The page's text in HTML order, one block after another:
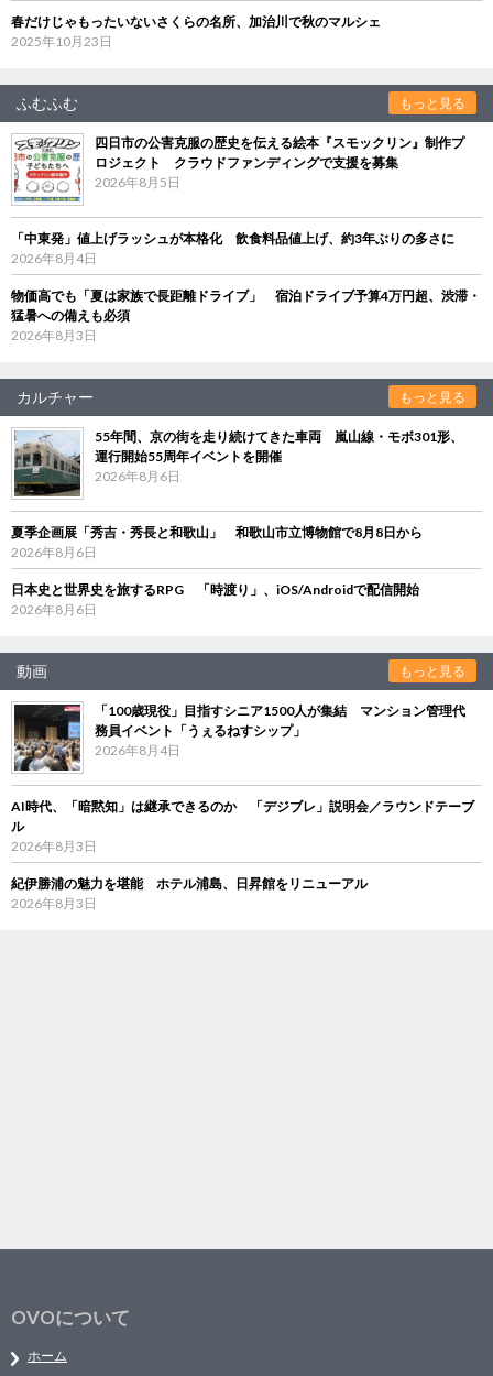
春だけじゃもったいないさくらの名所、加治川で秋のマルシェ
2025年10月23日
ふむふむ もっと見る
四日市の公害克服の歴史を伝える絵本『スモックリン』制作プ
ロジェクト クラウドファンディングで支援を募集
2026年8月5日
「中東発」値上げラッシュが本格化 飲食料品値上げ、約3年ぶりの多さに
2026年8月4日
物価高でも「夏は家族で長距離ドライブ」 宿泊ドライブ予算4万円超、渋滞・
猛暑への備えも必須
2026年8月3日
カルチャー もっと見る
55年間、京の街を走り続けてきた車両 嵐山線・モボ301形、
運行開始55周年イベントを開催
2026年8月6日
夏季企画展「秀吉・秀長と和歌山」 和歌山市立博物館で8月8日から
2026年8月6日
日本史と世界史を旅するRPG 「時渡り」、iOS/Androidで配信開始
2026年8月6日
動画 もっと見る
「100歳現役」目指すシニア1500人が集結 マンション管理代
務員イベント「うぇるねすシップ」
2026年8月4日
AI時代、「暗黙知」は継承できるのか 「デジブレ」説明会／ラウンドテーブ
ル
2026年8月3日
紀伊勝浦の魅力を堪能 ホテル浦島、日昇館をリニューアル
2026年8月3日
OVOについて
ホーム